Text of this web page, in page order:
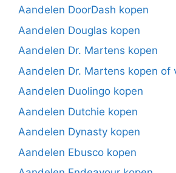
Aandelen DoorDash kopen
Aandelen Douglas kopen
Aandelen Dr. Martens kopen
Aandelen Dr. Martens kopen of
Aandelen Duolingo kopen
Aandelen Dutchie kopen
Aandelen Dynasty kopen
Aandelen Ebusco kopen